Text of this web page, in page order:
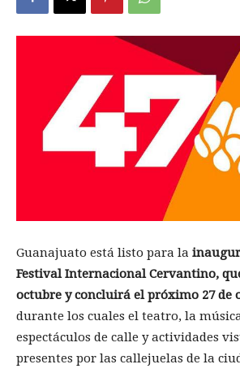
Guanajuato está listo para la
Festival Internacional Cervantino,
octubre y concluirá el próximo 27 de
durante los cuales el teatro, la
espectáculos de calle y actividades
presentes por las callejuelas de la